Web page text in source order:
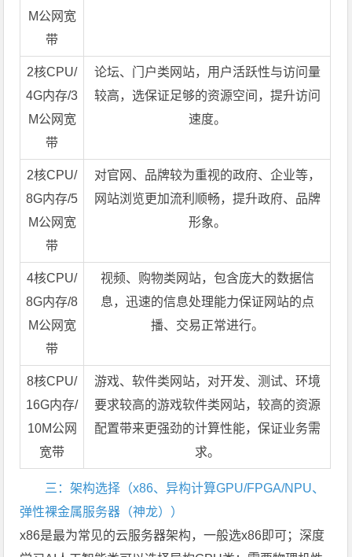
M公网宽
带
2核CPU/
4G内存/3
M公网宽
带
论坛、门户类网站，用户活跃性与访问量
较高，选保证足够的资源空间，提升访问
速度。
2核CPU/
8G内存/5
M公网宽
带
对官网、品牌较为重视的政府、企业等，
网站浏览更加流利顺畅，提升政府、品牌
形象。
4核CPU/
8G内存/8
M公网宽
带
视频、购物类网站，包含庞大的数据信
息，迅速的信息处理能力保证网站的点
播、交易正常进行。
8核CPU/
16G内存/
10M公网
宽带
游戏、软件类网站，对开发、测试、环境
要求较高的游戏软件类网站，较高的资源
配置带来更强劲的计算性能，保证业务需
求。
三：架构选择（x86、异构计算GPU/FPGA/NPU、
弹性裸金属服务器（神龙））
x86是最为常见的云服务器架构，一般选x86即可；深度